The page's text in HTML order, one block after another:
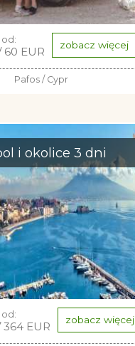
od:
60 EUR zobacz więcej
Pafos / Cypr
i okolice 3 dni
od:
364 EUR zobacz więcej